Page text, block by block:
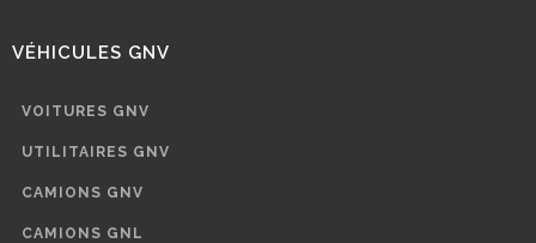
VÉHICULES GNV
VOITURES GNV
UTILITAIRES GNV
CAMIONS GNV
CAMIONS GNL